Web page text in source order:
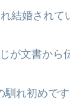
結婚されて
が文書から
馴れ初めで